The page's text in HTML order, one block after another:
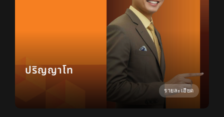
ปริญญาโท
รายละเอียด